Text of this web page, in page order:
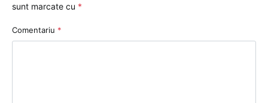
sunt marcate cu *
Comentariu *